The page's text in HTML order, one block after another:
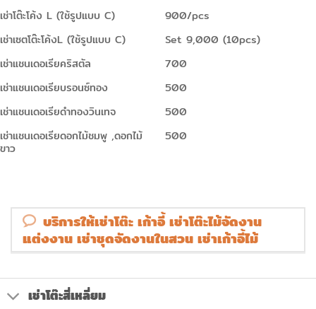
เช่าโต๊ะโค้ง L (ใช้รูปแบบ C)
900/pcs
เช่าเซตโต๊ะโค้งL (ใช้รูปแบบ C)
Set 9,000 (10pcs)
เช่าแชนเดอเรียคริสตัล
700
เช่าแชนเดอเรียบรอนซ์ทอง
500
เช่าแชนเดอเรียดำทองวินเทจ
500
เช่าแชนเดอเรียดอกไม้ชมพู ,ดอกไม้
ขาว
500
บริการให้เช่าโต๊ะ เก้าอี้ เช่าโต๊ะไม้จัดงาน
แต่งงาน เช่าชุดจัดงานในสวน เช่าเก้าอี้ไม้
เช่าโต๊ะสี่เหลี่ยม